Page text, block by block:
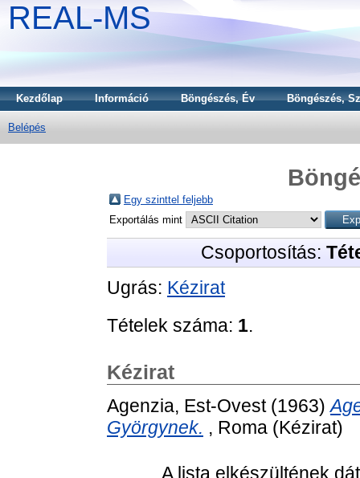
REAL-MS
Kezdőlap Információ Böngészés, Év Böngészés,
Belépés
Egy szinttel feljebb
Exportálás mint
Csoportosítás:
Ugrás: Kézirat
Tételek száma: 1.
Kézirat
Agenzia, Est-Ovest(1963)
Györgynek. , Roma (Kézirat)
A lista elkészültének